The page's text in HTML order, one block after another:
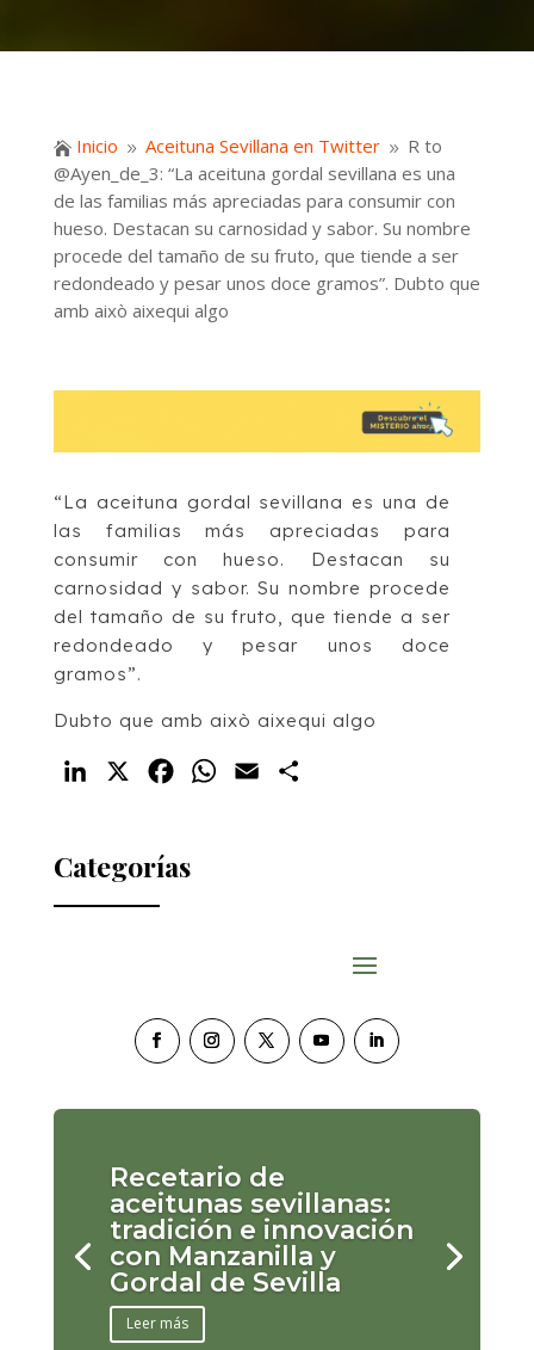
 Inicio 9 Aceituna Sevillana en Twitter 9 R to
@Ayen_de_3: “La aceituna gordal sevillana es una
de las familias más apreciadas para consumir con
hueso. Destacan su carnosidad y sabor. Su nombre
procede del tamaño de su fruto, que tiende a ser
redondeado y pesar unos doce gramos”. Dubto que
amb això aixequi algo
“La aceituna gordal sevillana es una de
las familias más apreciadas para
consumir con hueso. Destacan su
carnosidad y sabor. Su nombre procede
del tamaño de su fruto, que tiende a ser
redondeado y pesar unos doce
gramos”.
Dubto que amb això aixequi algo
LinkedIn FacebookWhatsApp
Email
Categorías
Recetario de
aceitunas sevillanas:
tradición e innovación
con Manzanilla y
Gordal de Sevilla
Leer más